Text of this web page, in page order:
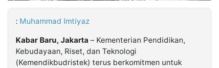
: Muhammad Imtiyaz
Kabar Baru, Jakarta – Kementerian Pendidikan,
Kebudayaan, Riset, dan Teknologi
(Kemendikbudristek) terus berkomitmen untuk